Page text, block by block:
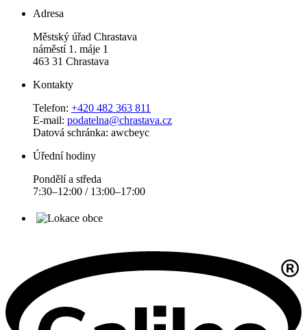
Adresa
Městský úřad Chrastava
náměstí 1. máje 1
463 31 Chrastava
Kontakty
Telefon: +420 482 363 811
E-mail: podatelna@chrastava.cz
Datová schránka: awcbeyc
Úřední hodiny
Pondělí a středa
7:30–12:00 / 13:00–17:00